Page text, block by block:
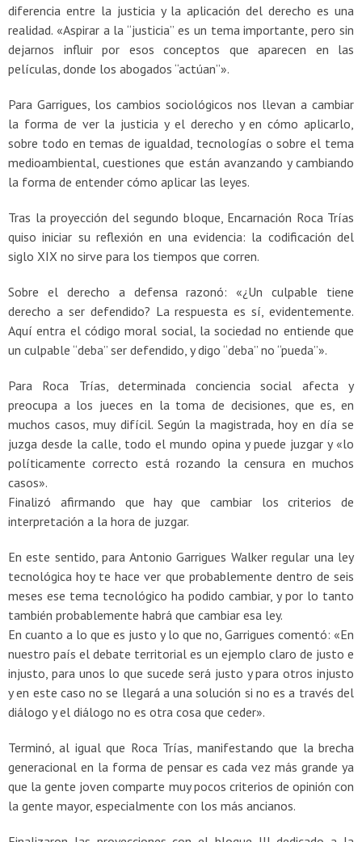
diferencia entre la justicia y la aplicación del derecho es una
realidad. «Aspirar a la “justicia” es un tema importante, pero sin
dejarnos influir por esos conceptos que aparecen en las
películas, donde los abogados “actúan”».
Para Garrigues, los cambios sociológicos nos llevan a cambiar
la forma de ver la justicia y el derecho y en cómo aplicarlo,
sobre todo en temas de igualdad, tecnologías o sobre el tema
medioambiental, cuestiones que están avanzando y cambiando
la forma de entender cómo aplicar las leyes.
Tras la proyección del segundo bloque, Encarnación Roca Trías
quiso iniciar su reflexión en una evidencia: la codificación del
siglo XIX no sirve para los tiempos que corren.
Sobre el derecho a defensa razonó: «¿Un culpable tiene
derecho a ser defendido? La respuesta es sí, evidentemente.
Aquí entra el código moral social, la sociedad no entiende que
un culpable “deba” ser defendido, y digo “deba” no “pueda”».
Para Roca Trías, determinada conciencia social afecta y
preocupa a los jueces en la toma de decisiones, que es, en
muchos casos, muy difícil. Según la magistrada, hoy en día se
juzga desde la calle, todo el mundo opina y puede juzgar y «lo
políticamente correcto está rozando la censura en muchos
casos».
Finalizó afirmando que hay que cambiar los criterios de
interpretación a la hora de juzgar.
En este sentido, para Antonio Garrigues Walker regular una ley
tecnológica hoy te hace ver que probablemente dentro de seis
meses ese tema tecnológico ha podido cambiar, y por lo tanto
también probablemente habrá que cambiar esa ley.
En cuanto a lo que es justo y lo que no, Garrigues comentó: «En
nuestro país el debate territorial es un ejemplo claro de justo e
injusto, para unos lo que sucede será justo y para otros injusto
y en este caso no se llegará a una solución si no es a través del
diálogo y el diálogo no es otra cosa que ceder».
Terminó, al igual que Roca Trías, manifestando que la brecha
generacional en la forma de pensar es cada vez más grande ya
que la gente joven comparte muy pocos criterios de opinión con
la gente mayor, especialmente con los más ancianos.